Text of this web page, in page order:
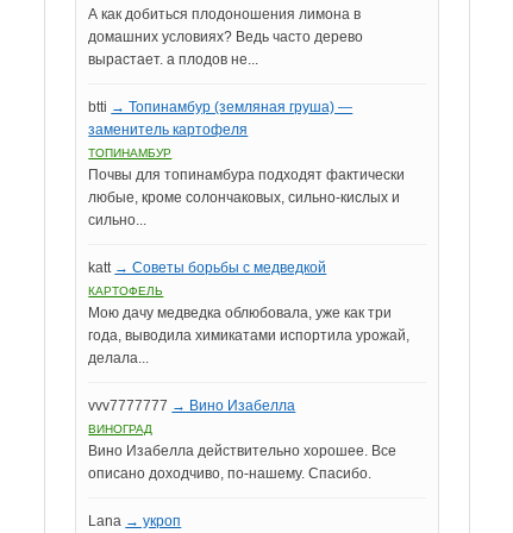
А как добиться плодоношения лимона в
домашних условиях? Ведь часто дерево
вырастает. а плодов не...
btti → Топинамбур (земляная груша) —
заменитель картофеля
ТОПИНАМБУР
Почвы для топинамбура подходят фактически
любые, кроме солончаковых, сильно-кислых и
сильно...
katt → Советы борьбы с медведкой
КАРТОФЕЛЬ
Мою дачу медведка облюбовала, уже как три
года, выводила химикатами испортила урожай,
делала...
vvv7777777 → Вино Изабелла
ВИНОГРАД
Вино Изабелла действительно хорошее. Все
описано доходчиво, по-нашему. Спасибо.
Lana → укроп